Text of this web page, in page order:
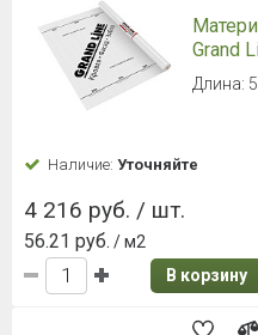
Grand
Длина:
Наличие: Уточняйте
4 216 руб. / шт.
56.21 руб. / м2
В корзину